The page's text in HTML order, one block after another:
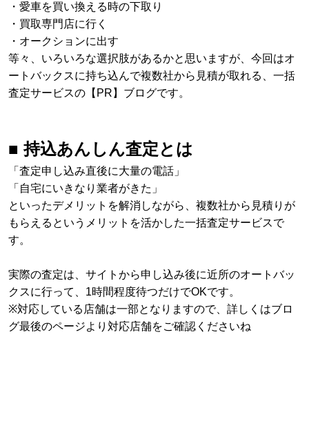
・愛車を買い換える時の下取り
・買取専門店に行く
・オークションに出す
等々、いろいろな選択肢があるかと思いますが、今回はオ
ートバックスに持ち込んで複数社から見積が取れる、一括
査定サービスの【PR】ブログです。
■ 持込あんしん査定とは
「査定申し込み直後に大量の電話」
「自宅にいきなり業者がきた」
といったデメリットを解消しながら、複数社から見積りが
もらえるというメリットを活かした一括査定サービスで
す。
実際の査定は、サイトから申し込み後に近所のオートバッ
クスに行って、1時間程度待つだけでOKです。
※対応している店舗は一部となりますので、詳しくはブロ
グ最後のページより対応店舗をご確認くださいね